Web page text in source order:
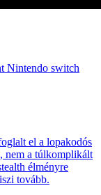
Nintendo switch
el a lopakodós
nem a túlkomplikált
élményre
tovább.